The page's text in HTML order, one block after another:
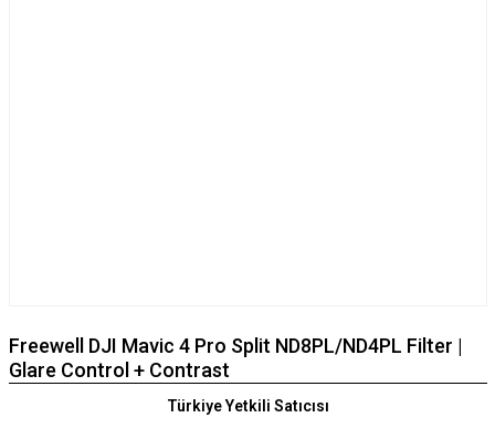
Freewell DJI Mavic 4 Pro Split ND8PL/ND4PL Filter |
Glare Control + Contrast
Türkiye Yetkili Satıcısı